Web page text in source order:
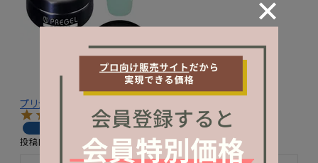
プリジェル カラーＥＸ／ミントパフューム／３ｇ
投稿日 2024/06/07